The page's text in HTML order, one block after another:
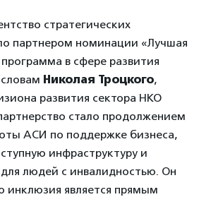
стратегических
партнером номинации «Лучшая
в сфере развития
Николая Троцкого,
развития сектора НКО
стало продолжением
АСИ по поддержке бизнеса,
инфраструктуру и
людей с инвалидностью. Он
инклюзия является прямым